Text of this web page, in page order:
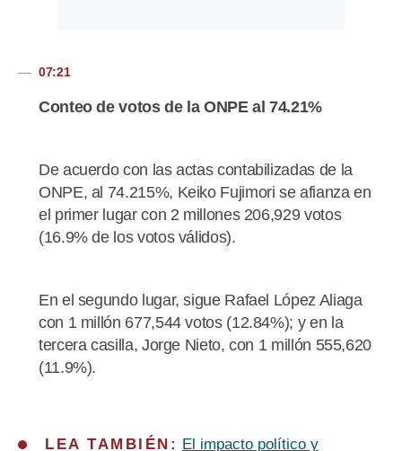
07:21
Conteo de votos de la ONPE al 74.21%
De acuerdo con las actas contabilizadas de la
ONPE, al 74.215%, Keiko Fujimori se afianza en
el primer lugar con 2 millones 206,929 votos
(16.9% de los votos válidos).
En el segundo lugar, sigue Rafael López Aliaga
con 1 millón 677,544 votos (12.84%); y en la
tercera casilla, Jorge Nieto, con 1 millón 555,620
(11.9%).
LEA TAMBIÉN: El impacto político y